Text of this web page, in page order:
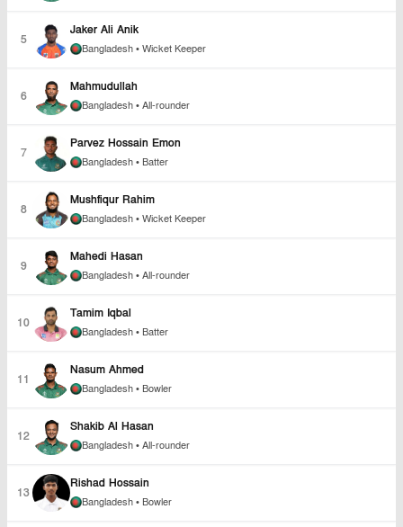
5
Jaker Ali Anik
Bangladesh • Wicket Keeper
6
Mahmudullah
Bangladesh • All-rounder
7
Parvez Hossain Emon
Bangladesh • Batter
8
Mushfiqur Rahim
Bangladesh • Wicket Keeper
9
Mahedi Hasan
Bangladesh • All-rounder
10
Tamim Iqbal
Bangladesh • Batter
11
Nasum Ahmed
Bangladesh • Bowler
12
Shakib Al Hasan
Bangladesh • All-rounder
13
Rishad Hossain
Bangladesh • Bowler